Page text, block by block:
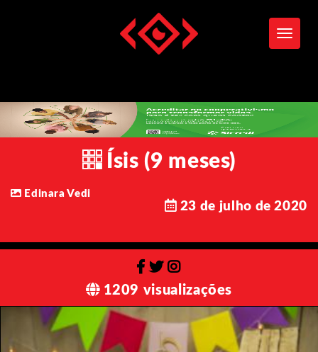
Ísis (9 meses)
Edinara Vedi
23 de julho de 2020
1209 visualizações